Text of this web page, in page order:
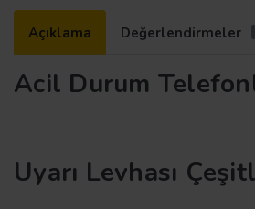
Açıklama Değerlendirmeler
Acil Durum
Uyarı Levhası